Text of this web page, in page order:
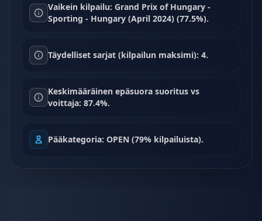
Vaikein kilpailu: Grand Prix of Hungary -
Sporting - Hungary (April 2024) (77.5%).
Täydelliset sarjat (kilpailun maksimi): 4.
Keskimääräinen epäsuora suoritus vs
voittaja: 87.4%.
Pääkategoria: OPEN (79% kilpailuista).